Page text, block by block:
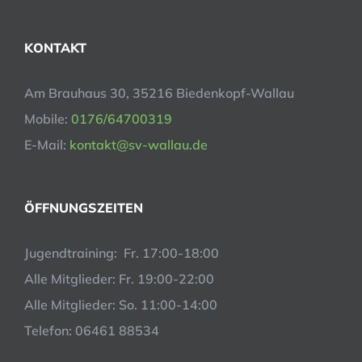
KONTAKT
Am Brauhaus 30, 35216 Biedenkopf-Wallau
Mobile: 0176/64700319
E-Mail: kontakt@sv-wallau.de
ÖFFNUNGSZEITEN
Jugendtraining: Fr. 17:00-18:00
Alle Mitglieder: Fr. 19:00-22:00
Alle Mitglieder: So. 11:00-14:00
Telefon: 06461 88534